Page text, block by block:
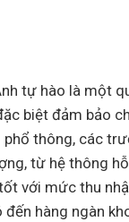
tự hào là một
biệt đảm bảo
thông, các
từ hệ thông
với mức thu
đến hàng ngàn